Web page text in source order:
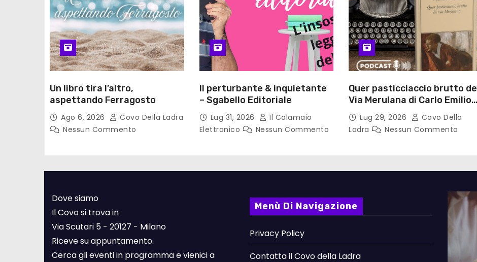
Un libro tira l’altro,
aspettando Ferragosto
Ago 6, 2026
Covo Della Ladra
Nessun Commento
Il perturbante & inquietante
– Sgabello Editoriale
Lug 31, 2026
Il Calamaio
Elettronico
Nessun Commento
Quer pasticciaccio brutto de
Via Merulana di Carlo Emilio
Gadda – Pollicino. Briciole di
lettura
Lug 29, 2026
Covo Della
Ladra
Nessun Commento
Dove siamo
Il Covo si trova in
Via Scutari 5 - 20127 - Milano
Riceve su appuntamento.
Cerca gli eventi in programma e vienici a
Menù Di Navigazione
Privacy Policy
Contatta il Covo della Ladra